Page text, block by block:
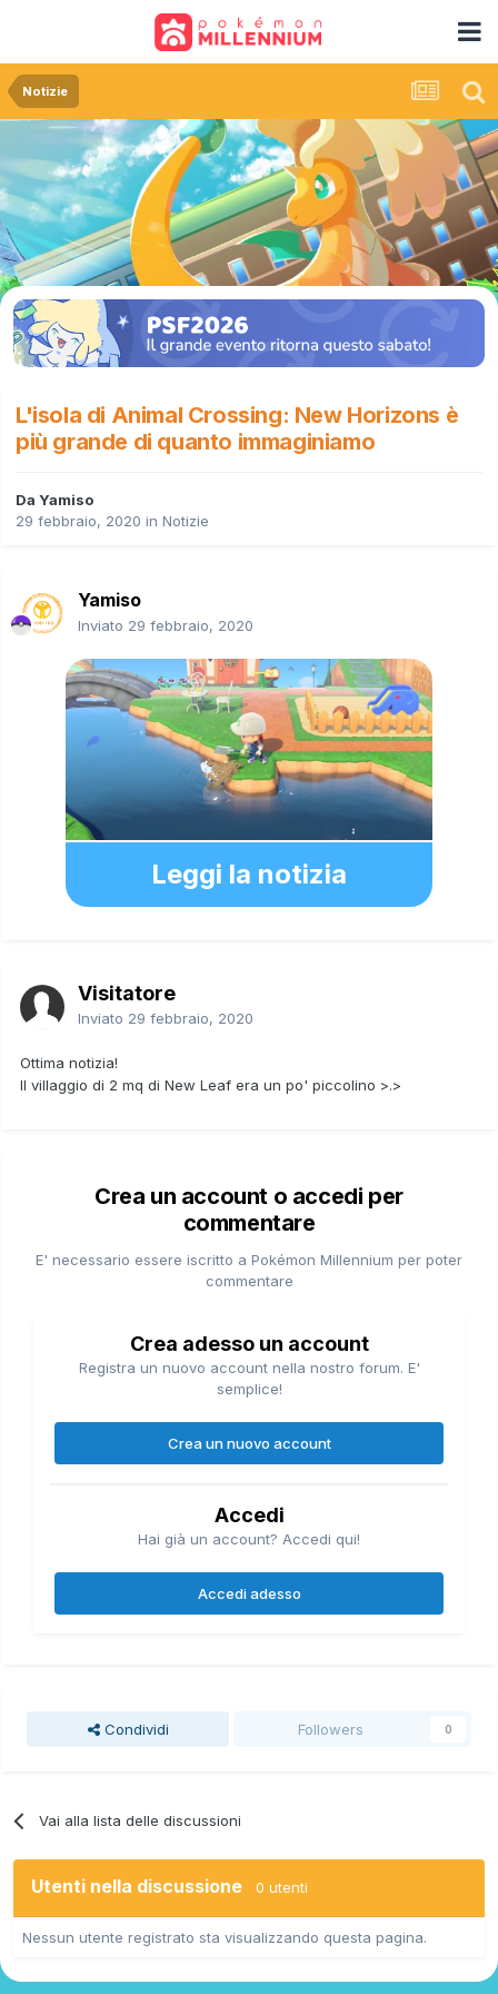
Notizie
L'isola di Animal Crossing: New Horizons è
più grande di quanto immaginiamo
Da Yamiso
29 febbraio, 2020 in Notizie
Yamiso
Inviato 29 febbraio, 2020
Leggi la notizia
Visitatore
Inviato 29 febbraio, 2020
Ottima notizia!
Il villaggio di 2 mq di New Leaf era un po' piccolino >.>
Crea un account o accedi per
commentare
E' necessario essere iscritto a Pokémon Millennium per poter
commentare
Crea adesso un account
Registra un nuovo account nella nostro forum. E'
semplice!
Crea un nuovo account
Accedi
Hai già un account? Accedi qui!
Accedi adesso
Condividi Followers 0
Vai alla lista delle discussioni
Utenti nella discussione 0 utenti
Nessun utente registrato sta visualizzando questa pagina.